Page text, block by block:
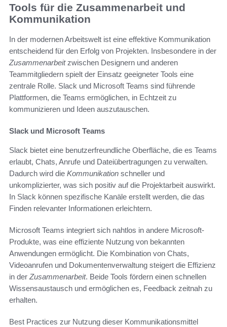
Tools für die Zusammenarbeit und
Kommunikation
In der modernen Arbeitswelt ist eine effektive Kommunikation
entscheidend für den Erfolg von Projekten. Insbesondere in der
Zusammenarbeitzwischen Designern und anderen
Teammitgliedern spielt der Einsatz geeigneter Tools eine
zentrale Rolle. Slack und Microsoft Teams sind führende
Plattformen, die Teams ermöglichen, in Echtzeit zu
kommunizieren und Ideen auszutauschen.
Slack und Microsoft Teams
Slack bietet eine benutzerfreundliche Oberfläche, die es Teams
erlaubt, Chats, Anrufe und Dateiübertragungen zu verwalten.
Dadurch wird die Kommunikation schneller und
unkomplizierter, was sich positiv auf die Projektarbeit auswirkt.
In Slack können spezifische Kanäle erstellt werden, die das
Finden relevanter Informationen erleichtern.
Microsoft Teams integriert sich nahtlos in andere Microsoft-
Produkte, was eine effiziente Nutzung von bekannten
Anwendungen ermöglicht. Die Kombination von Chats,
Videoanrufen und Dokumentenverwaltung steigert die Effizienz
in derZusammenarbeit. Beide Tools fördern einen schnellen
Wissensaustausch und ermöglichen es, Feedback zeitnah zu
erhalten.
Best Practices zur Nutzung dieser Kommunikationsmittel